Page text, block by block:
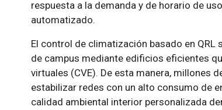
respuesta a la demanda y de horario de
automatizado.
El control de climatización basado en QRL
de campus mediante edificios eficientes
virtuales (CVE). De esta manera, millones
estabilizar redes con un alto consumo de
calidad ambiental interior personalizada